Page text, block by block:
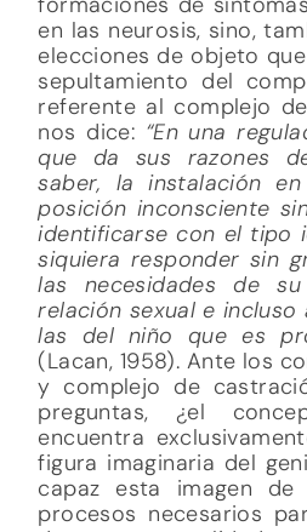
en las neurosis, sino,
elecciones de objeto
sepultamiento del
referente al complejo
nos dice: “En una
que da sus razones
saber, la instalación
posición inconsciente
identificarse con el tipo
siquiera responder sin
las necesidades de
relación sexual e
las del niño que es
(Lacan, 1958). Ante los
y complejo de
preguntas, ¿el
encuentra
figura imaginaria del
capaz esta imagen de
procesos necesarios